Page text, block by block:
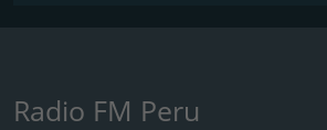
Radio FM Peru